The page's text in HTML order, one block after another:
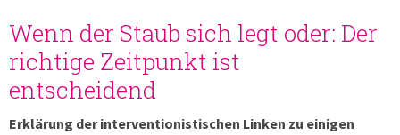
Wenn der Staub sich legt oder: Der
richtige Zeitpunkt ist
entscheidend
Erklärung der interventionistischen Linken zu einigen